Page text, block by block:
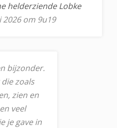
helderziende Lobke
om 9u19
bijzonder.
zoals
zien en
veel
je gave in